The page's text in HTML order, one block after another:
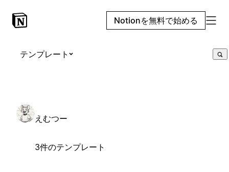
Notionを無料で始める
テンプレート
えむつー
3件のテンプレート